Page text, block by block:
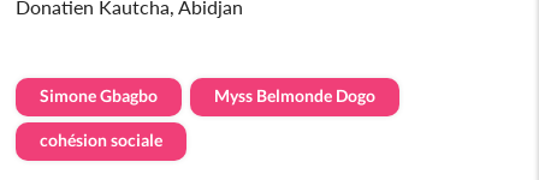
Donatien Kautcha, Abidjan
Simone Gbagbo Myss Belmonde Dogo
cohésion sociale